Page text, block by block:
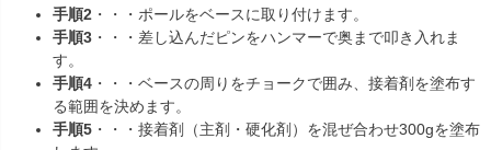
手順2 ・・・ポールをベースに取り付けます。
手順3 ・・・差し込んだピンをハンマーで奥まで叩き入れま
す。
手順4 ・・・ベースの周りをチョークで囲み、接着剤を塗布す
る範囲を決めます。
手順5 ・・・接着剤（主剤・硬化剤）を混ぜ合わせ300gを塗布